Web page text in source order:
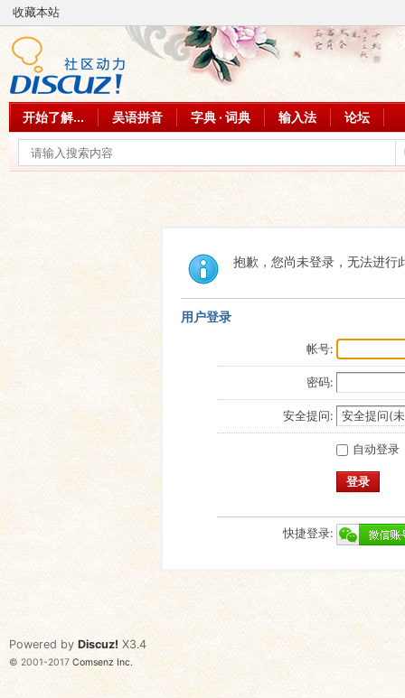
收藏本站
开始了解... 吴语拼音 字典 · 词典 输入法 论坛
抱歉，您尚未登录，无法进行
用户登录
帐号:
密码:
安全提问:
自动登录
登录
快捷登录:
Powered by Discuz! X3.4
© 2001-2017 Comsenz Inc.